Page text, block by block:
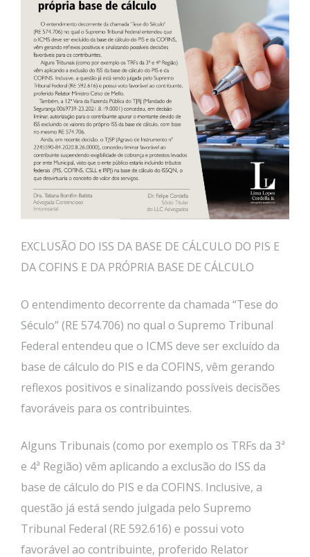
EXCLUSÃO DO ISS DA BASE DE CÁLCULO DO PIS E
DA COFINS E DA PRÓPRIA BASE DE CÁLCULO
O entendimento decorrente da chamada “Tese do
Século” (RE 574.706) no qual o Supremo Tribunal
Federal entendeu que o ICMS deve ser excluído da
base de cálculo do PIS e da COFINS, vêm gerando
reflexos positivos e sinalizando possíveis decisões
favoráveis para os contribuintes.
Alguns Tribunais (como por exemplo os TRFs da 3ª
e 4ª Região) vêm aplicando a exclusão do ISS da
base de cálculo do PIS e da COFINS. Inclusive, a
questão já está sendo julgada pelo Supremo
Tribunal Federal (RE 592.616) e possui voto
favorável ao contribuinte, proferido Relator